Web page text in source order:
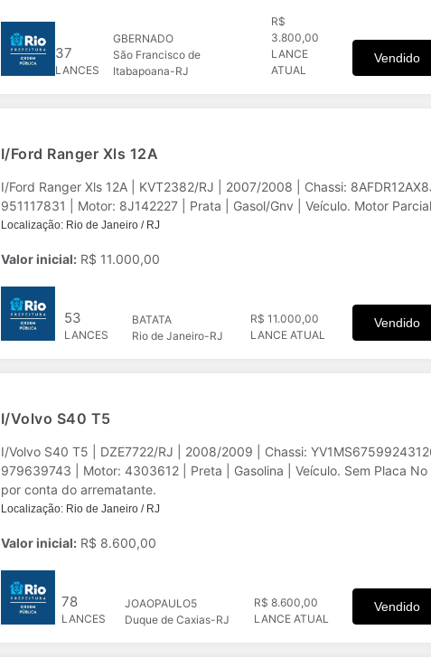
37
LANCES
GBERNADO
São Francisco de
Itabapoana-RJ
R$
3.800,00
LANCE
ATUAL
Vendido
I/Ford Ranger Xls 12A
I/Ford Ranger Xls 12A | KVT2382/RJ | 2007/2008 | Chassi:
951117831 | Motor: 8J142227 | Prata | Gasol/Gnv | Veículo. Motor
Localização: Rio de Janeiro / RJ
Valor inicial: R$ 11.000,00
53
LANCES
BATATA
Rio de Janeiro-RJ
R$ 11.000,00
LANCE ATUAL
Vendido
I/Volvo S40 T5
I/Volvo S40 T5 | DZE7722/RJ | 2008/2009 | Chassi:
979639743 | Motor: 4303612 | Preta | Gasolina | Veículo. Sem Placa
por conta do arrematante.
Localização: Rio de Janeiro / RJ
Valor inicial: R$ 8.600,00
78
LANCES
JOAOPAULO5
Duque de Caxias-RJ
R$ 8.600,00
LANCE ATUAL
Vendido